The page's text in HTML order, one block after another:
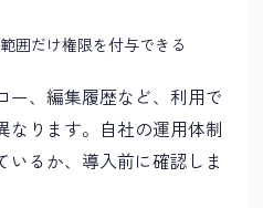
囲だけ権限を付与できる
ー、編集履歴など、利用で
なります。自社の運用体制
いるか、導入前に確認しま